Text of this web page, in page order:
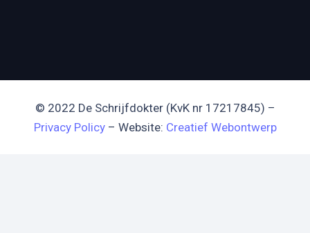
© 2022 De Schrijfdokter (KvK nr 17217845) –
Privacy Policy– Website: Creatief Webontwerp